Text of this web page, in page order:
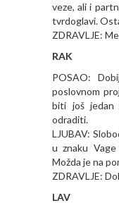
veze, ali i
tvrdoglavi.
ZDRAVLJE:
RAK
POSAO:
poslovnom
biti još jedan
odraditi.
LJUBAV:
u znaku
Možda je na
ZDRAVLJE:
LAV